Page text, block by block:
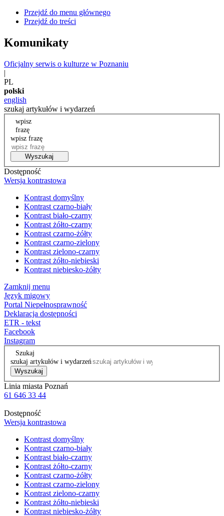
Przejdź do menu głównego
Przejdź do treści
Komunikaty
Oficjalny serwis o kulturze w Poznaniu
|
PL
polski
english
szukaj artykułów i wydarzeń
wpisz
frazę
wpisz frazę
Wyszukaj
Dostępność
Wersja kontrastowa
Kontrast domyślny
Kontrast czarno-biały
Kontrast biało-czarny
Kontrast żółto-czarny
Kontrast czarno-żółty
Kontrast czarno-zielony
Kontrast zielono-czarny
Kontrast żółto-niebieski
Kontrast niebiesko-żółty
Zamknij menu
Język migowy
Portal Niepełnosprawność
Deklaracja dostępności
ETR - tekst
Facebook
Instagram
Szukaj
szukaj artykułów i wydarzeń
Wyszukaj
Linia miasta Poznań
61 646 33 44
Dostępność
Wersja kontrastowa
Kontrast domyślny
Kontrast czarno-biały
Kontrast biało-czarny
Kontrast żółto-czarny
Kontrast czarno-żółty
Kontrast czarno-zielony
Kontrast zielono-czarny
Kontrast żółto-niebieski
Kontrast niebiesko-żółty